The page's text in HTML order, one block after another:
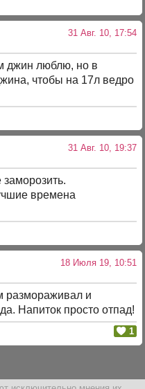
31 Авг. 10, 17:54
джин люблю, но в
чтобы на 17л ведро
31 Авг. 10, 19:37
времена
18 Июля 19, 10:51
размораживал и
Напиток просто отпад!
1